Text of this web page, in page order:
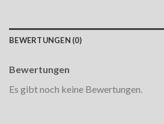
BEWERTUNGEN (0)
Bewertungen
Es gibt noch keine Bewertungen.